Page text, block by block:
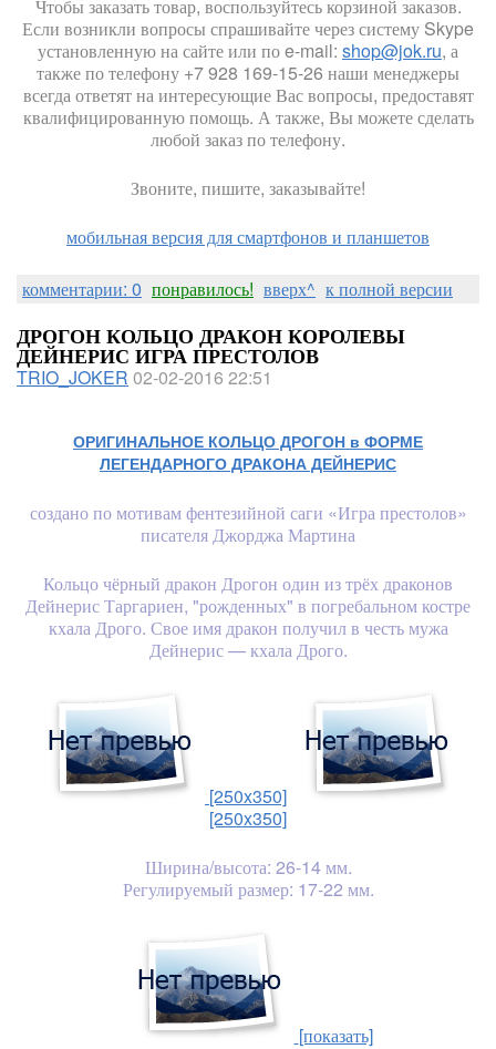
Чтобы заказать товар, воспользуйтесь корзиной заказов.
Если возникли вопросы спрашивайте через систему Skype
установленную на сайте или по e-mail: shop@jok.ru, а
также по телефону +7 928 169-15-26 наши менеджеры
всегда ответят на интересующие Вас вопросы, предоставят
квалифицированную помощь. А также, Вы можете сделать
любой заказ по телефону.
Звоните, пишите, заказывайте!
мобильная версия для смартфонов и планшетов
комментарии: 0 понравилось! вверх^ к полной версии
ДРОГОН КОЛЬЦО ДРАКОН КОРОЛЕВЫ
ДЕЙНЕРИС ИГРА ПРЕСТОЛОВ
TRIO_JOKER 02-02-2016 22:51
ОРИГИНАЛЬНОЕ КОЛЬЦО ДРОГОН в ФОРМЕ
ЛЕГЕНДАРНОГО ДРАКОНА ДЕЙНЕРИС
создано по мотивам фентезийной саги «Игра престолов»
писателя Джорджа Мартина
Кольцо чёрный дракон Дрогон один из трёх драконов
Дейнерис Таргариен, "рожденных" в погребальном костре
кхала Дрого. Свое имя дракон получил в честь мужа
Дейнерис — кхала Дрого.
[250x350]
[250x350]
Ширина/высота: 26-14 мм.
Регулируемый размер: 17-22 мм.
[показать]